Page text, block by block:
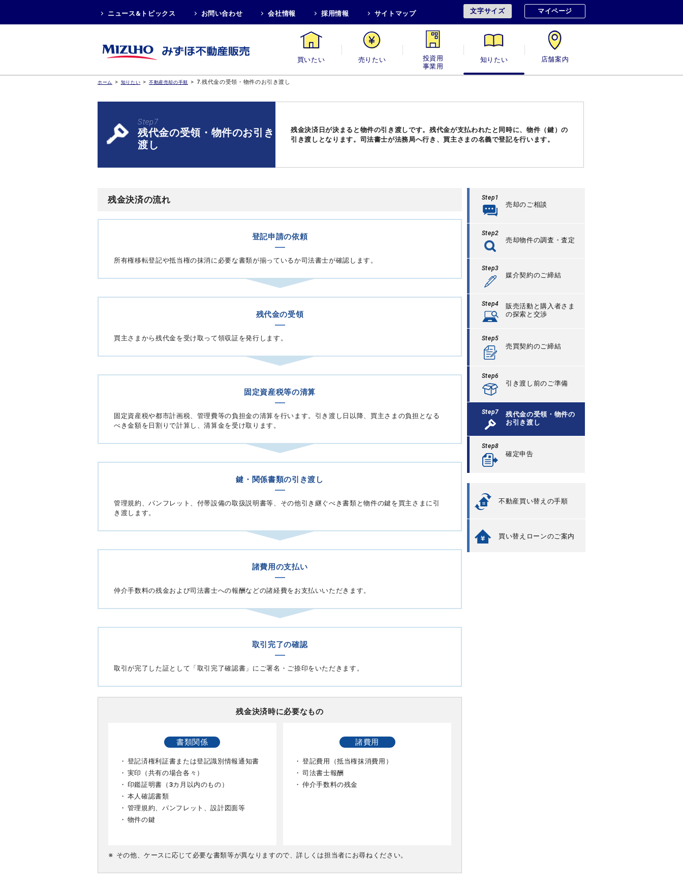
ニュース&トピックス お問い合わせ 会社情報 採用情報 サイトマップ 文字サイズ マイページ
買いたい 売りたい 投資用・事業用 知りたい 店舗案内
ホーム > 知りたい > 不動産売却の手順 > 7.残代金の受領・物件のお引き渡し
Step7
残代金の受領・物件のお引き
渡し
残金決済日が決まると物件の引き渡しです。残代金が支払われたと同時に、物件（鍵）の
引き渡しとなります。司法書士が法務局へ行き、買主さまの名義で登記を行います。
残金決済の流れ
登記申請の依頼
所有権移転登記や抵当権の抹消に必要な書類が揃っているか司法書士が確認します。
残代金の受領
買主さまから残代金を受け取って領収証を発行します。
固定資産税等の清算
固定資産税や都市計画税、管理費等の負担金の清算を行います。引き渡し日以降、買主さまの負担となる
べき金額を日割りで計算し、清算金を受け取ります。
鍵・関係書類の引き渡し
管理規約、パンフレット、付帯設備の取扱説明書等、その他引き継ぐべき書類と物件の鍵を買主さまに引
き渡します。
諸費用の支払い
仲介手数料の残金および司法書士への報酬などの諸経費をお支払いいただきます。
取引完了の確認
取引が完了した証として「取引完了確認書」にご署名・ご捺印をいただきます。
残金決済時に必要なもの
書類関係
・ 登記済権利証書または登記識別情報通知書
・ 実印（共有の場合各々）
・ 印鑑証明書（3カ月以内のもの）
・ 本人確認書類
・ 管理規約、パンフレット、設計図面等
・ 物件の鍵
諸費用
・ 登記費用（抵当権抹消費用）
・ 司法書士報酬
・ 仲介手数料の残金
※ その他、ケースに応じて必要な書類等が異なりますので、詳しくは担当者にお尋ねください。
Step1
売却のご相談
Step2
売却物件の調査・査定
Step3
媒介契約のご締結
Step4
販売活動と購入者さま
の探索と交渉
Step5
売買契約のご締結
Step6
引き渡し前のご準備
Step7
残代金の受領・物件の
お引き渡し
Step8
確定申告
不動産買い替えの手順
買い替えローンのご案内